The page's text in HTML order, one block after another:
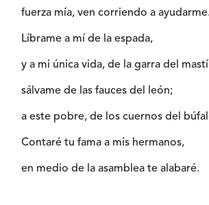
fuerza mía, ven corriendo a ayudarme.
Líbrame a mí de la espada,
y a mi única vida, de la garra del
sálvame de las fauces del león;
a este pobre, de los cuernos del
Contaré tu fama a mis hermanos,
en medio de la asamblea te alabaré.